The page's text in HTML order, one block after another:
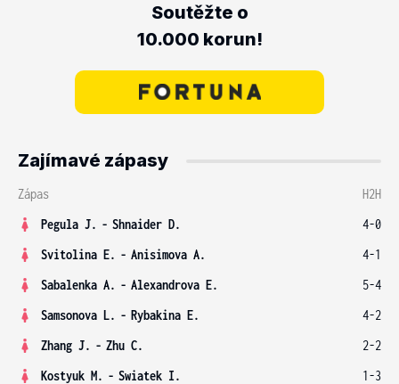
Soutěžte o
10.000 korun!
Zajímavé zápasy
Zápas
H2H
Pegula J. - Shnaider D.
4-0
Svitolina E. - Anisimova A.
4-1
Sabalenka A. - Alexandrova E.
5-4
Samsonova L. - Rybakina E.
4-2
Zhang J. - Zhu C.
2-2
Kostyuk M. - Swiatek I. 1-3